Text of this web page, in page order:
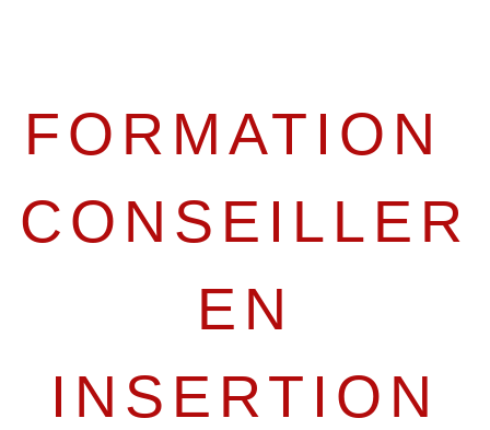
FORMATION
CONSEILLER
EN
INSERTION